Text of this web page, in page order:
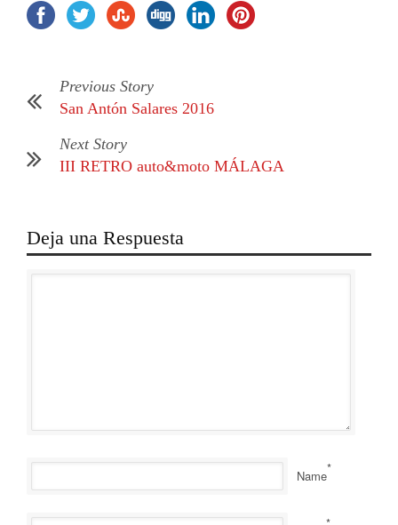
Previous Story
San Antón Salares 2016
Next Story
III RETRO auto&moto MÁLAGA
Deja una Respuesta
Name*